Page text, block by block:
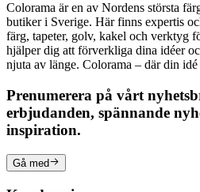
Colorama är en av Nordens största
butiker i Sverige. Här finns expertis
färg, tapeter, golv, kakel och verktyg
hjälper dig att förverkliga dina idéer
njuta av länge. Colorama – där din
Prenumerera på vårt
erbjudanden, spännande
inspiration.
Gå med